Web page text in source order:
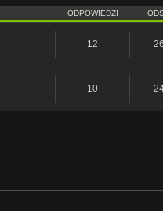
ODPOWIEDZI
12
10